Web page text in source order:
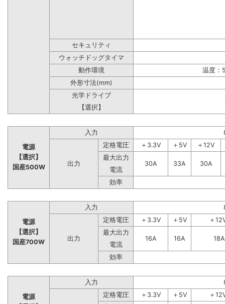
セキュリティ
ウォッチドッグタイマ
動作環境
温度：
外形寸法(mm)
光学ドライブ
【選択】
電源
【選択】
国産500W
入力
出力
定格電圧 ＋3.3V ＋5V
＋12V
最大出力
30A
33A
30A
電流
効率
電源
【選択】
国産700W
入力
出力
定格電圧 ＋3.3V ＋5V
＋
最大出力
16A
16A
18A
電流
効率
電源
入力
定格電圧 ＋3.3V ＋5V
＋